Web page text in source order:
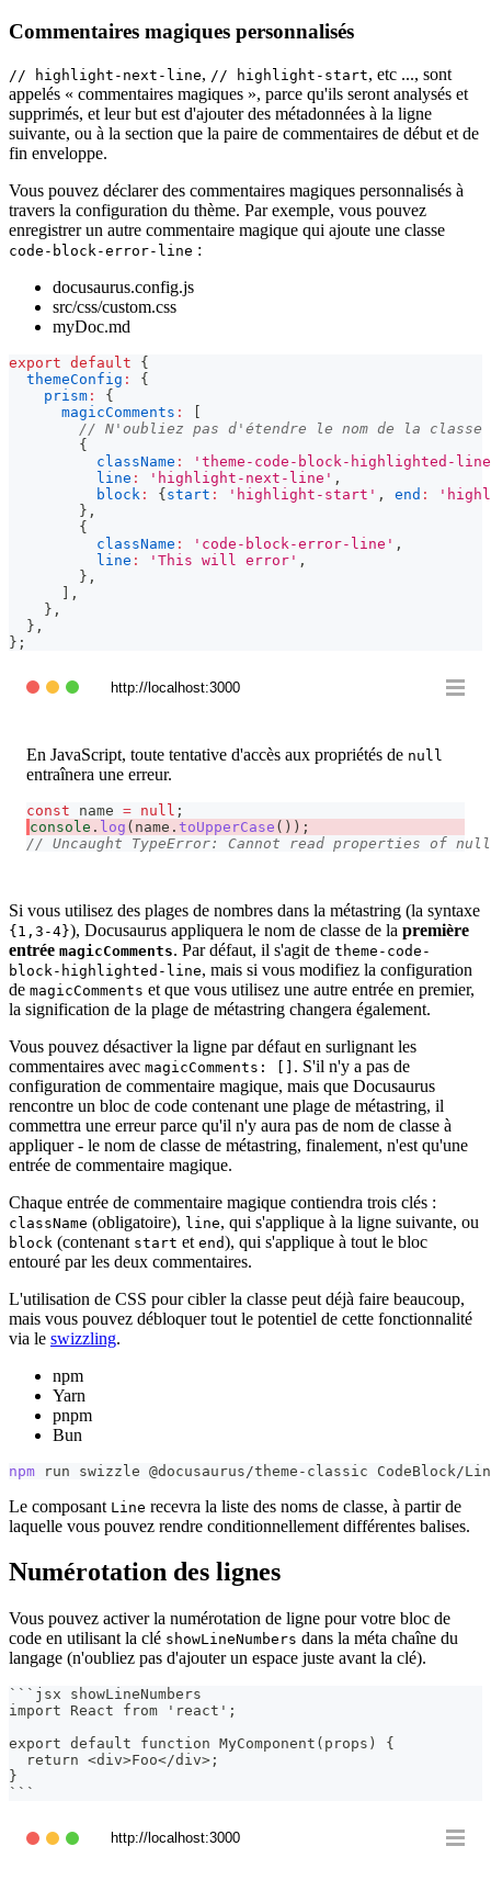
Commentaires magiques personnalisés
// highlight-next-line, // highlight-start, etc ..., sont
appelés « commentaires magiques », parce qu'ils seront analysés et
supprimés, et leur but est d'ajouter des métadonnées à la ligne
suivante, ou à la section que la paire de commentaires de début et de
fin enveloppe.
Vous pouvez déclarer des commentaires magiques personnalisés à
travers la configuration du thème. Par exemple, vous pouvez
enregistrer un autre commentaire magique qui ajoute une classe
code-block-error-line :
docusaurus.config.js
src/css/custom.css
myDoc.md
export default
{
themeConfig :
{
prism :
{
magicComments :
[
// N'oubliez pas d'étendre le nom de la classe
{
className :
'theme-code-block-highlighted-
line : 'highlight-next-line' ,
block : {start : 'highlight-start' , end :
} ,
{
className : 'code-block-error-line' ,
line : 'This will error' ,
} ,
] ,
} ,
} ,
} ;
http://localhost:3000
En JavaScript, toute tentative d'accès aux propriétés de null
entraînera une erreur.
const name = null ;
console . log ( name . toUpperCase ( ) ) ;
// Uncaught TypeError: Cannot read properties of
Si vous utilisez des plages de nombres dans la métastring (la syntaxe
{1,3-4}), Docusaurus appliquera le nom de classe de la première
entrée magicComments. Par défaut, il s'agit de theme-code-
block-highlighted-line, mais si vous modifiez la configuration
de magicComments et que vous utilisez une autre entrée en premier,
la signification de la plage de métastring changera également.
Vous pouvez désactiver la ligne par défaut en surlignant les
commentaires avec magicComments: [] . S'il n'y a pas de
configuration de commentaire magique, mais que Docusaurus
rencontre un bloc de code contenant une plage de métastring, il
commettra une erreur parce qu'il n'y aura pas de nom de classe à
appliquer - le nom de classe de métastring, finalement, n'est qu'une
entrée de commentaire magique.
Chaque entrée de commentaire magique contiendra trois clés :
className (obligatoire), line, qui s'applique à la ligne suivante, ou
block (contenant start et end), qui s'applique à tout le bloc
entouré par les deux commentaires.
L'utilisation de CSS pour cibler la classe peut déjà faire beaucoup,
mais vous pouvez débloquer tout le potentiel de cette fonctionnalité
via le swizzling.
npm
Yarn
pnpm
Bun
npm run swizzle @docusaurus/theme-classic CodeBlock/
Le composant Line recevra la liste des noms de classe, à partir de
laquelle vous pouvez rendre conditionnellement différentes balises.
Numérotation des lignes
Vous pouvez activer la numérotation de ligne pour votre bloc de
code en utilisant la clé showLineNumbers dans la méta chaîne du
langage (n'oubliez pas d'ajouter un espace juste avant la clé).
``` jsx showLineNumbers
import React from 'react';
export default function MyComponent(props) {
  return <div>Foo</div>;
}
```
http://localhost:3000